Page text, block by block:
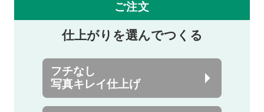
ご注文
仕上がりを選んでつくる
フチなし
写真キレイ仕上げ